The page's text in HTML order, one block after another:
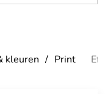
kleuren Print